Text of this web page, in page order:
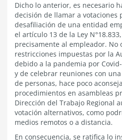
Dicho lo anterior, es necesario
decisión de llamar a
desafiliación de una entidad
el artículo 13 de la Ley
precisamente al empleador. No
restricciones impuestas por la
debido a la pandemia por
y de celebrar reuniones con
de personas, hace poco
procedimientos en asambleas
Dirección del Trabajo Regional
votación alternativos, como
medios remotos o a distancia.
En consecuencia, se ratifica lo